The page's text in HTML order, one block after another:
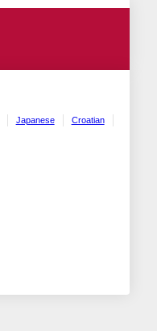
Japanese
Croatian